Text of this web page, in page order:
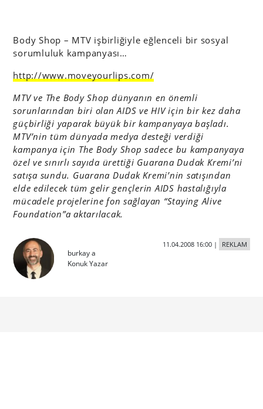
Body Shop – MTV işbirliğiyle eğlenceli bir sosyal
sorumluluk kampanyası…
http://www.moveyourlips.com/
MTV ve The Body Shop dünyanın en önemli
sorunlarından biri olan AIDS ve HIV için bir kez daha
güçbirliği yaparak büyük bir kampanyaya başladı.
MTV’nin tüm dünyada medya desteği verdiği
kampanya için The Body Shop sadece bu kampanyaya
özel ve sınırlı sayıda ürettiği Guarana Dudak Kremi’ni
satışa sundu. Guarana Dudak Kremi’nin satışından
elde edilecek tüm gelir gençlerin AIDS hastalığıyla
mücadele projelerine fon sağlayan “Staying Alive
Foundation”a aktarılacak.
burkay a
Konuk Yazar
11.04.2008 16:00| REKLAM